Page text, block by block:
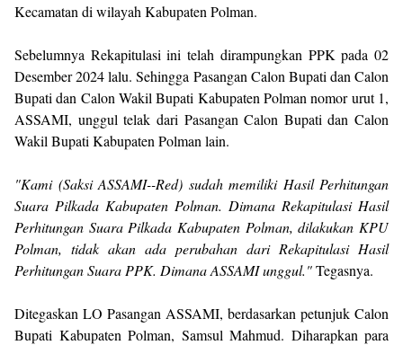
Kecamatan di wilayah Kabupaten Polman.
Sebelumnya Rekapitulasi ini telah dirampungkan PPK pada 02
Desember 2024 lalu. Sehingga Pasangan Calon Bupati dan Calon
Bupati dan Calon Wakil Bupati Kabupaten Polman nomor urut 1,
ASSAMI, unggul telak dari Pasangan Calon Bupati dan Calon
Wakil Bupati Kabupaten Polman lain.
"Kami (Saksi ASSAMI--Red) sudah memiliki Hasil Perhitungan
Suara Pilkada Kabupaten Polman. Dimana Rekapitulasi Hasil
Perhitungan Suara Pilkada Kabupaten Polman, dilakukan KPU
Polman, tidak akan ada perubahan dari Rekapitulasi Hasil
Perhitungan Suara PPK. Dimana ASSAMI unggul."Tegasnya.
Ditegaskan LO Pasangan ASSAMI, berdasarkan petunjuk Calon
Bupati Kabupaten Polman, Samsul Mahmud. Diharapkan para